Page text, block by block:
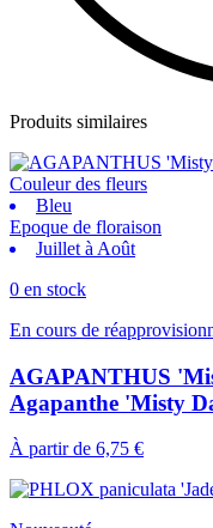
Produits similaires
Couleur des fleurs
Bleu
Epoque de floraison
Juillet à Août
0 en stock
En cours de
AGAPANTHUS
Agapanthe 'Misty
À partir de 6,75 €